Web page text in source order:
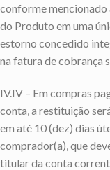
conforme
do Produto em uma
estorno concedido
na fatura de cobrança
IV.IV – Em compras
conta, a restituição
em até 10 (dez) dias
comprador(a), que
titular da conta